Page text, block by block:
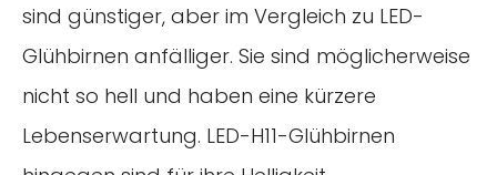
sind günstiger, aber im Vergleich zu LED-
Glühbirnen anfälliger. Sie sind möglicherweise
nicht so hell und haben eine kürzere
Lebenserwartung. LED-H11-Glühbirnen